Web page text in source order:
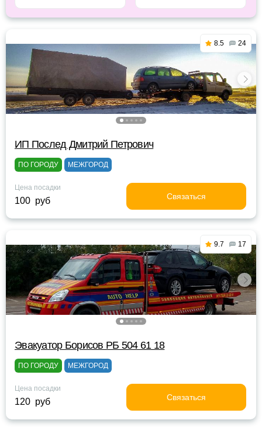
8.5 24
ИП Послед Дмитрий Петрович
ПО ГОРОДУ МЕЖГОРОД
Цена посадки
100 руб Связаться
9.7 17
Эвакуатор Борисов РБ 504 61 18
ПО ГОРОДУ МЕЖГОРОД
Цена посадки
120 руб Связаться